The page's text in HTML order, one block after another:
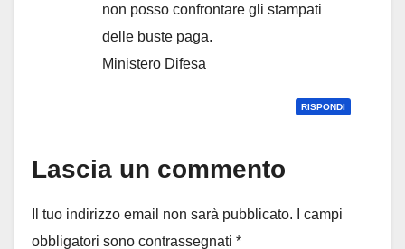
non posso confrontare gli stampati
delle buste paga.
Ministero Difesa
RISPONDI
Lascia un commento
Il tuo indirizzo email non sarà pubblicato.
I campi
obbligatori sono contrassegnati *